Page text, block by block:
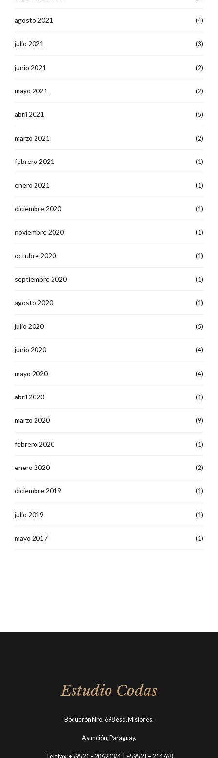
agosto 2021 (4)
julio 2021 (3)
junio 2021 (2)
mayo 2021 (2)
abril 2021 (5)
marzo 2021 (2)
febrero 2021 (1)
enero 2021 (1)
diciembre 2020 (1)
noviembre 2020 (1)
octubre 2020 (1)
septiembre 2020 (1)
agosto 2020 (1)
julio 2020 (5)
junio 2020 (4)
mayo 2020 (4)
abril 2020 (1)
marzo 2020 (9)
febrero 2020 (1)
enero 2020 (2)
diciembre 2019 (1)
julio 2019 (1)
mayo 2017 (1)
Estudio Codas
Boquerón Nro. 698 esq. Misiones.
Asunción, Paraguay.
Telefax: +59521 – 206203/4 | +59521 – 214768